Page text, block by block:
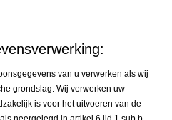
van u verwerken als wij
grondslag. Wij verwerken uw
is voor het uitvoeren van de